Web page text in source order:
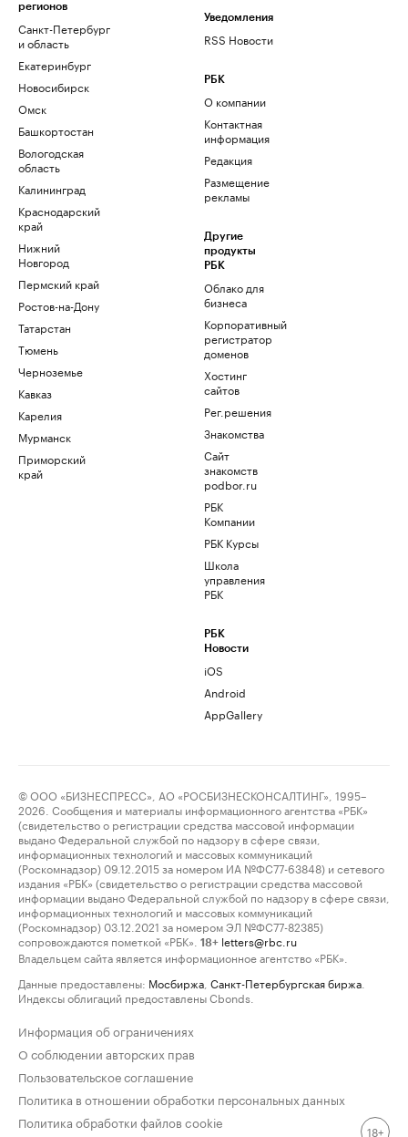
регионов
Санкт-Петербург
и область
Екатеринбург
Новосибирск
Омск
Башкортостан
Вологодская
область
Калининград
Краснодарский
край
Нижний
Новгород
Пермский край
Ростов-на-Дону
Татарстан
Тюмень
Черноземье
Кавказ
Карелия
Мурманск
Приморский
край
Уведомления
RSS Новости
РБК
О компании
Контактная
информация
Редакция
Размещение
рекламы
Другие
продукты
РБК
Облако для
бизнеса
Корпоративный
регистратор
доменов
Хостинг
сайтов
Рег.решения
Знакомства
Сайт
знакомств
podbor.ru
РБК
Компании
РБК Курсы
Школа
управления
РБК
РБК
Новости
iOS
Android
AppGallery
© ООО «БИЗНЕСПРЕСС», АО «РОСБИЗНЕСКОНСАЛТИНГ», 1995–
2026. Сообщения и материалы информационного агентства «РБК»
(свидетельство о регистрации средства массовой информации
выдано Федеральной службой по надзору в сфере связи,
информационных технологий и массовых коммуникаций
(Роскомнадзор) 09.12.2015 за номером ИА №ФС77-63848) и сетевого
издания «РБК» (свидетельство о регистрации средства массовой
информации выдано Федеральной службой по надзору в сфере связи,
информационных технологий и массовых коммуникаций
(Роскомнадзор) 03.12.2021 за номером ЭЛ №ФС77-82385)
сопровождаются пометкой «РБК».
18+ letters@rbc.ru
Владельцем сайта является информационное агентство «РБК».
Данные предоставлены: Мосбиржа Санкт-Петербургская биржа
Индексы облигаций предоставлены Cbonds.
Информация об ограничениях
О соблюдении авторских прав
Пользовательское соглашение
Политика в отношении обработки персональных данных
Политика обработки файлов cookie
18+